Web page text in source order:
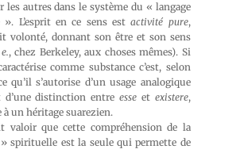
les autres dans le système du « langage
». L’esprit en ce sens estactivité pure,
volonté, donnant son être et son sens
, chez Berkeley, aux choses mêmes). Si
comme substance c’est, selon
qu’il s’autorise d’un usage analogique
d’une distinction entreesse et existere,
à un héritage suarezien.
valoir que cette compréhension de la
spirituelle est la seule qui permette de